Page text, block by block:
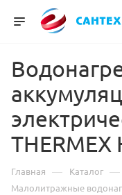
THERMEX
Главная — Каталог —
Малолитражные